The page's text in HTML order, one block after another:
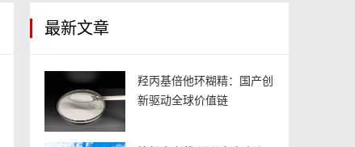
最新文章
羟丙基倍他环糊精：国产创
新驱动全球价值链